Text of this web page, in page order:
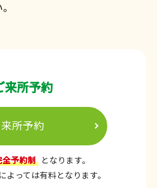
来所予約
来所予約
全予約制
となります。
よっては有料となります。